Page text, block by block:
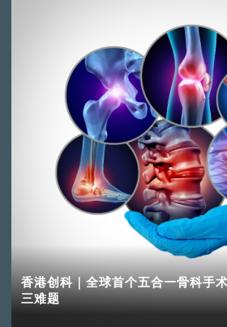
香港创科｜全球首个五合一骨科手
三难题